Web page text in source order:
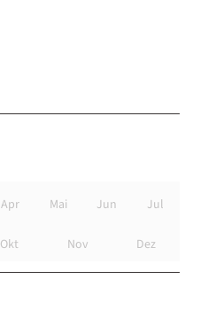
Apr Mai Jun Jul
Okt Nov Dez